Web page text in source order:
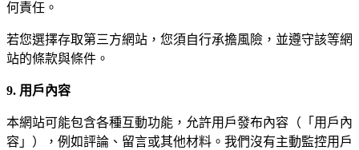
何責任。
若您選擇存取第三方網站，您須自行承擔風險，並遵守該等網
站的條款與條件。
9. 用戶內容
本網站可能包含各種互動功能，允許用戶發布內容（「用戶內
容」），例如評論、留言或其他材料。我們沒有主動監控用戶